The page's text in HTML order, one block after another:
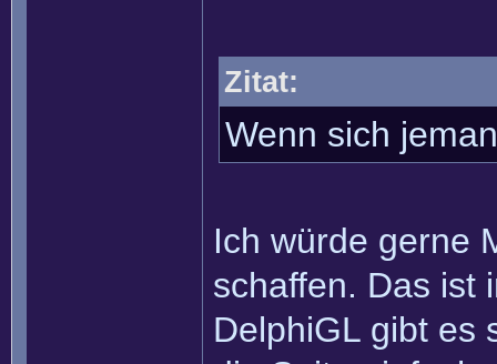
Zitat:
Wenn sich
Ich würde gerne
schaffen. Das ist
DelphiGL gibt es